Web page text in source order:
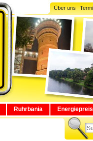
Über uns
Ruhrbania